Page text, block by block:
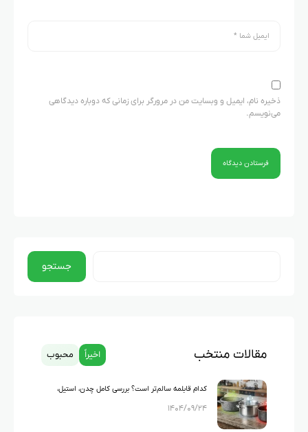
ذخیره نام، ایمیل و وبسایت من در مرورگر برای زمانی که دوباره دیدگاهی
می‌نویسم.
جستجو
مقالات منتخب اخیراً محبوب
کدام قابلمه سالم‌تر است؟ بررسی کامل چدن، استیل،
گرانیت و تفلون
۱۴۰۴/۰۹/۲۴